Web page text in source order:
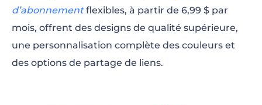
d’abonnementflexibles, à partir de 6,99 $ par
mois, offrent des designs de qualité supérieure,
une personnalisation complète des couleurs et
des options de partage de liens.